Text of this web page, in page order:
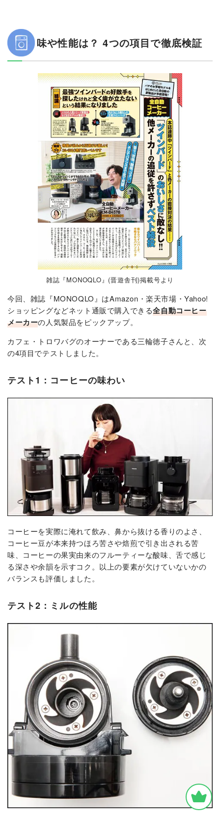
味や性能は？ 4つの項目で徹底検証
雑誌『MONOQLO』(晋遊舎刊)掲載号より
今回、雑誌『MONOQLO』はAmazon・楽天市場・Yahoo!
ショッピングなどネット通販で購入できる全自動コーヒー
メーカーの人気製品をピックアップ。
カフェ・トロワバグのオーナーである三輪徳子さんと、次
の4項目でテストしました。
テスト1：コーヒーの味わい
コーヒーを実際に淹れて飲み、鼻から抜ける香りのよさ、
コーヒー豆が本来持つほろ苦さや焙煎で引き出される苦
味、コーヒーの果実由来のフルーティーな酸味、舌で感じ
る深さや余韻を示すコク。以上の要素が欠けていないかの
バランスも評価しました。
テスト2：ミルの性能